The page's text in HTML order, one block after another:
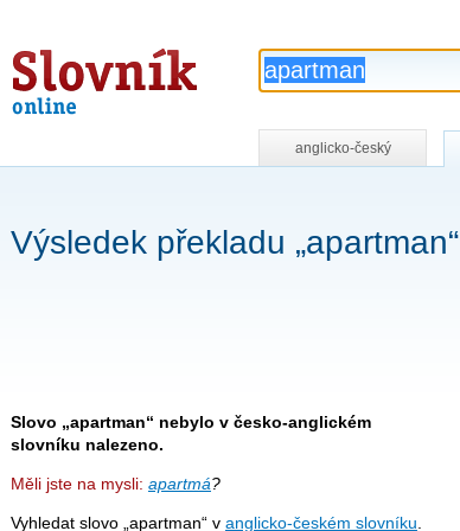
Slovník
online
anglicko-český
Výsledek překladu „apartman“
Slovo „apartman“ nebylo v česko-anglickém
slovníku nalezeno.
Měli jste na mysli: apartmá?
Vyhledat slovo „apartman“ v anglicko-českém slovníku